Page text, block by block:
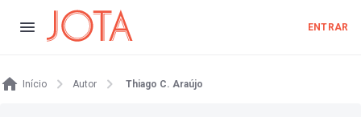
ENTRAR
Início Autor Thiago C. Araújo